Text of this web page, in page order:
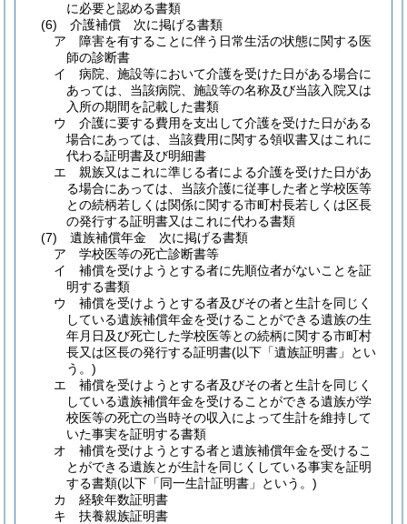
に必要と認める書類
(6)
介護補償 次に掲げる書類
ア
障害を有することに伴う日常生活の状態に関する医
師の診断書
イ
病院、施設等において介護を受けた日がある場合に
あっては、当該病院、施設等の名称及び当該入院又は
入所の期間を記載した書類
ウ
介護に要する費用を支出して介護を受けた日がある
場合にあっては、当該費用に関する領収書又はこれに
代わる証明書及び明細書
エ
親族又はこれに準じる者による介護を受けた日があ
る場合にあっては、当該介護に従事した者と学校医等
との続柄若しくは関係に関する市町村長若しくは区長
の発行する証明書又はこれに代わる書類
(7)
遺族補償年金 次に掲げる書類
ア
学校医等の死亡診断書等
イ
補償を受けようとする者に先順位者がないことを証
明する書類
ウ
補償を受けようとする者及びその者と生計を同じく
している遺族補償年金を受けることができる遺族の生
年月日及び死亡した学校医等との続柄に関する市町村
長又は区長の発行する証明書(以下「遺族証明書」とい
う。)
エ
補償を受けようとする者及びその者と生計を同じく
している遺族補償年金を受けることができる遺族が学
校医等の死亡の当時その収入によって生計を維持して
いた事実を証明する書類
オ
補償を受けようとする者と遺族補償年金を受けるこ
とができる遺族とが生計を同じくしている事実を証明
する書類(以下「同一生計証明書」という。)
カ
経験年数証明書
キ
扶養親族証明書